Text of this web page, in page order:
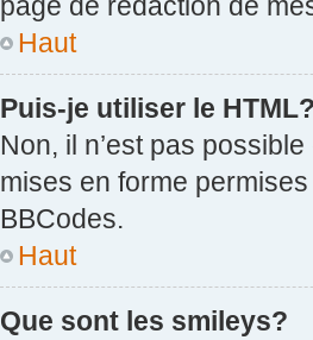
Haut
Puis-je utiliser le
Non, il n’est pas
mises en forme
BBCodes.
Haut
Que sont les smileys?